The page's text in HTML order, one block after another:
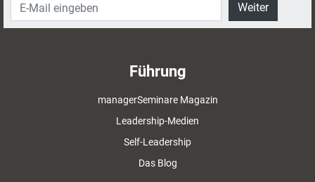
Weiter
Führung
managerSeminare Magazin
Leadership-Medien
Self-Leadership
Das Blog